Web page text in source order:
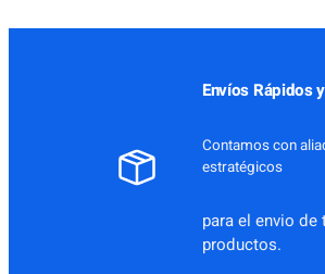
Envíos Rápidos
Contamos con
estratégicos
para el envio de
productos.